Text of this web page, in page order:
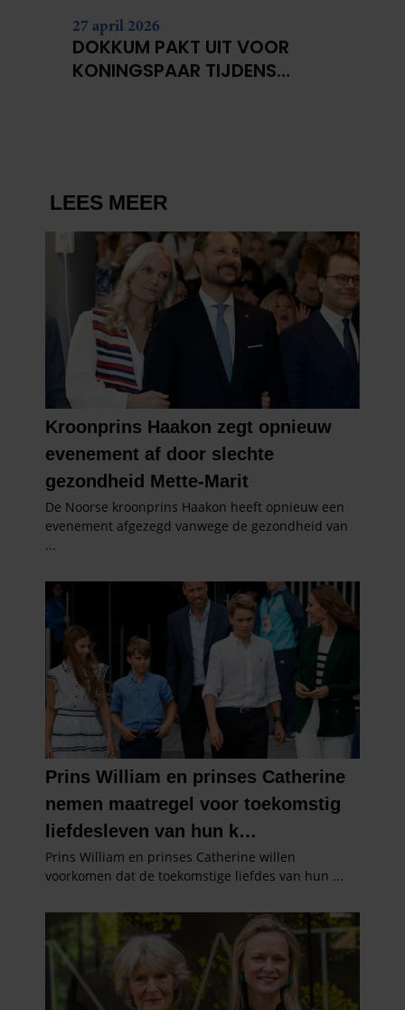
partners kunnen deze gegevens combineren met andere
informatie die u aan ze heeft verstrekt of die ze hebben
verzameld op basis van uw gebruik van hun services. U
27 april 2026
DOKKUM PAKT UIT VOOR
KONINGSPAAR TIJDENS